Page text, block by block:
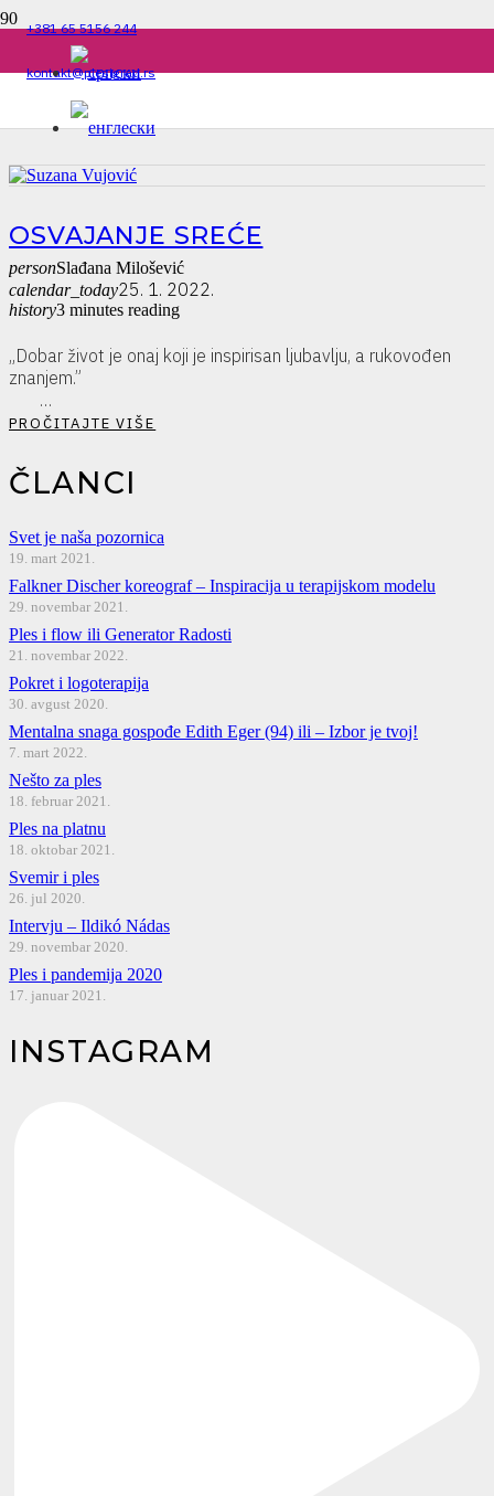
+381 65 5156 244
kontakt@plesigrad.rs
OSVAJANJE SREĆE
personSlađana Milošević
calendar_today25. 1. 2022.
history3 minutes reading
„Dobar život je onaj koji je inspirisan ljubavlju, a rukovođen
znanjem.”
…
PROČITAJTE VIŠE
ČLANCI
Svet je naša pozornica
19. mart 2021.
Falkner Discher koreograf – Inspiracija u terapijskom modelu
29. novembar 2021.
Ples i flow ili Generator Radosti
21. novembar 2022.
Pokret i logoterapija
30. avgust 2020.
Mentalna snaga gospođe Edith Eger (94) ili – Izbor je tvoj!
7. mart 2022.
Nešto za ples
18. februar 2021.
Ples na platnu
18. oktobar 2021.
Svemir i ples
26. jul 2020.
Intervju – Ildikó Nádas
29. novembar 2020.
Ples i pandemija 2020
17. januar 2021.
INSTAGRAM